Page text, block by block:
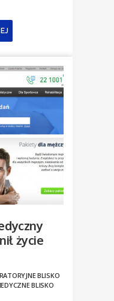
życie
BLISKO
BLISKO